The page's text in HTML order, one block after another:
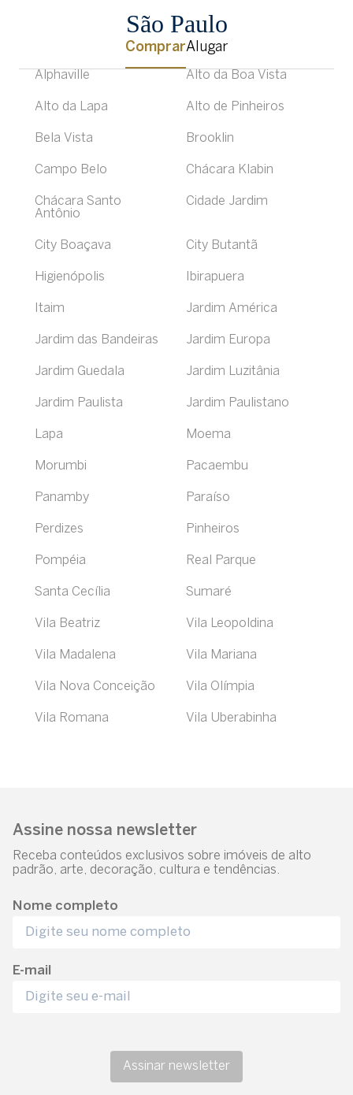
São Paulo
ComprarAlugar
Alphaville Alto da Boa Vista
Alto da Lapa Alto de Pinheiros
Bela Vista Brooklin
Campo Belo Chácara Klabin
Chácara Santo
Antônio
Cidade Jardim
City Boaçava City Butantã
Higienópolis Ibirapuera
Itaim Jardim América
Jardim das Bandeiras Jardim Europa
Jardim Guedala Jardim Luzitânia
Jardim Paulista Jardim Paulistano
Lapa Moema
Morumbi Pacaembu
Panamby Paraíso
Perdizes Pinheiros
Pompéia Real Parque
Santa Cecília Sumaré
Vila Beatriz Vila Leopoldina
Vila Madalena Vila Mariana
Vila Nova Conceição Vila Olímpia
Vila Romana Vila Uberabinha
Assine nossa newsletter
Receba conteúdos exclusivos sobre imóveis de alto
padrão, arte, decoração, cultura e tendências.
Nome completo
E-mail
Assinar newsletter